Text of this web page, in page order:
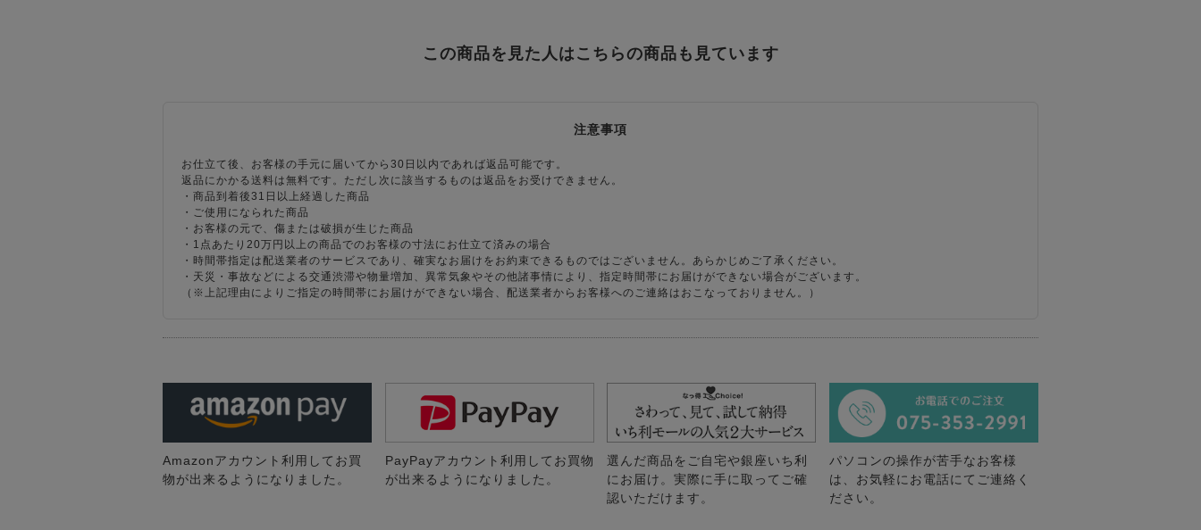
この商品を見た人はこちらの商品も見ています
注意事項
お仕立て後、お客様の手元に届いてから30日以内であれば返品可能です。
返品にかかる送料は無料です。ただし次に該当するものは返品をお受けできません。
・商品到着後31日以上経過した商品
・ご使用になられた商品
・お客様の元で、傷または破損が生じた商品
・1点あたり20万円以上の商品でのお客様の寸法にお仕立て済みの場合
・時間帯指定は配送業者のサービスであり、確実なお届けをお約束できるものではございません。あらかじめご了承ください。
・天災・事故などによる交通渋滞や物量増加、異常気象やその他諸事情により、指定時間帯にお届けができない場合がございます。
（※上記理由によりご指定の時間帯にお届けができない場合、配送業者からお客様へのご連絡はおこなっておりません。）
Amazonアカウント利用してお買
物が出来るようになりました。
PayPayアカウント利用してお買物
が出来るようになりました。
選んだ商品をご自宅や銀座いち利
にお届け。実際に手に取ってご確
認いただけます。
パソコンの操作が苦手なお客様
は、お気軽にお電話にてご連絡く
ださい。